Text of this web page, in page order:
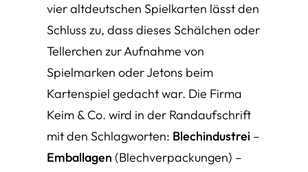
vier altdeutschen Spielkarten lässt den
Schluss zu, dass dieses Schälchen oder
Tellerchen zur Aufnahme von
Spielmarken oder Jetons beim
Kartenspiel gedacht war. Die Firma
Keim & Co. wird in der Randaufschrift
mit den Schlagworten: Blechindustrei –
Emballagen (Blechverpackungen) –